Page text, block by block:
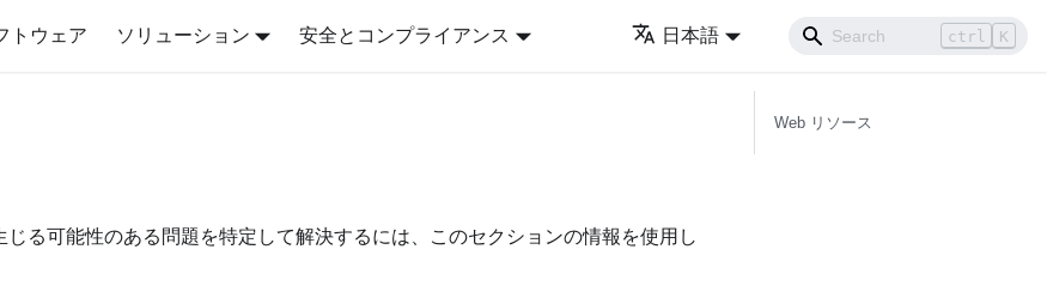
トウェア ソリューション 安全とコンプライアンス 日本語 ctrl K
じる可能性のある問題を特定して解決するには、このセクションの情報を使用し
Web リソース